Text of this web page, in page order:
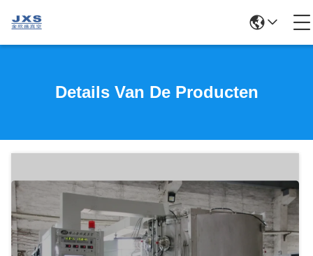
Details Van De Producten